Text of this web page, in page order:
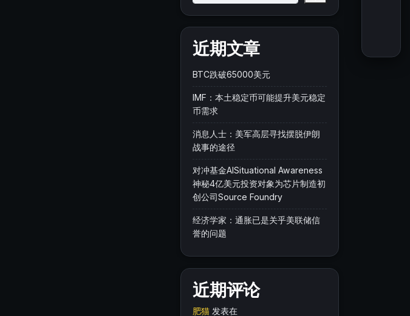
近期文章
BTC跌破65000美元
IMF：本土稳定币可能提升美元稳定
币需求
消息人士：美军高层寻找摆脱伊朗
战事的途径
对冲基金AISituational Awareness
神秘4亿美元投资对象为芯片制造初
创公司Source Foundry
经济学家：通胀已是关乎美联储信
誉的问题
近期评论
肥猫 发表在